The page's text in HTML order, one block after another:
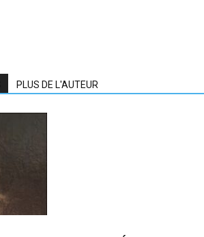
PLUS DE L'AUTEUR